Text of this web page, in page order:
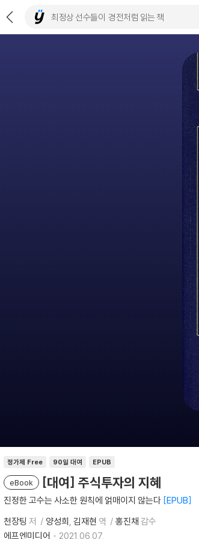
정가제 Free 90일 대여 EPUB
eBook [대여] 주식투자의 지혜
진정한 고수는 사소한 원칙에 얽매이지 않는다 EPUB
천장팅 저 양성희 김재현 역 홍진채 감수
에프엔미디어
2021.06.07.